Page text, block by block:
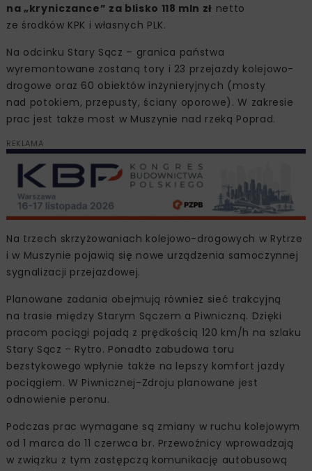
na „kryniczance” za blisko 118 mln zł netto
ze środków KPK i własnych PLK.
Na odcinku Stary Sącz – granica państwa
wyremontowane zostaną tory i 23 przejazdy kolejowo-
drogowe oraz 60 obiektów inżynieryjnych (mosty
nad potokiem, przepusty, ściany oporowe). W zakresie
prac jest także most w Muszynie nad rzeką Poprad.
REKLAMA
Na trzech skrzyżowaniach kolejowo-drogowych w Rytrze
i w Muszynie pojawią się nowe urządzenia samoczynnej
sygnalizacji przejazdowej.
Planowane zadania obejmują również sieć trakcyjną
na trasie między Starym Sączem a Piwniczną. Dzięki
pracom pociągi pojadą z prędkością 120 km/h na szlaku
Stary Sącz – Rytro. Ponadto zabudowa toru
bezstykowego wpłynie także na lepszy komfort jazdy
pociągiem. W Piwnicznej-Zdroju planowane jest
odnowienie peronu.
Podczas prac wymagane są zmiany w ruchu kolejowym
od 1 marca do 11 czerwca br. Przewoźnicy wprowadzają
w związku z tym zastępczą komunikację autobusową